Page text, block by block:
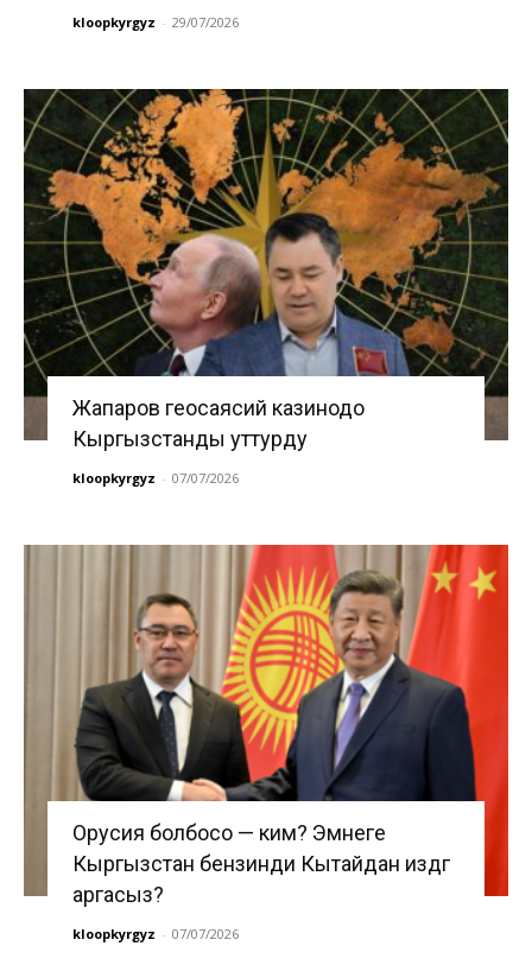
kloopkyrgyz - 29/07/2026
Жапаров геосаясий казинодо
Кыргызстанды уттурду
kloopkyrgyz - 07/07/2026
Орусия болбосо — ким? Эмнеге
Кыргызстан бензинди Кытайдан издөөгө
аргасыз?
kloopkyrgyz - 07/07/2026